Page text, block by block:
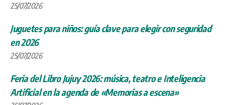
25/07/2026
Juguetes para niños: guía clave para elegir con seguridad
en 2026
25/07/2026
Feria del Libro Jujuy 2026: música, teatro e Inteligencia
Artificial en la agenda de «Memorias a escena»